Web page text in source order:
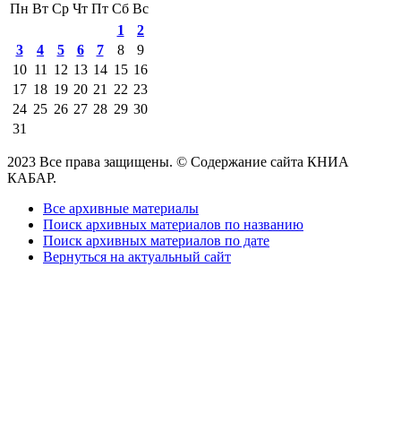
Пн Вт Ср Чт Пт Сб Вс
1
2
3
4 5 6 7 8
9
10 11 12 13 14 15 16
17 18 19 20 21 22 23
24 25 26 27 28 29 30
31
2023 Все права защищены. © Содержание сайта КНИА
КАБАР.
Все архивные материалы
Поиск архивных материалов по названию
Поиск архивных материалов по дате
Вернуться на актуальный сайт